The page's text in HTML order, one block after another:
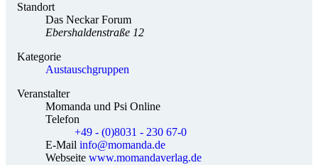
Standort
Das Neckar Forum
Ebershaldenstraße 12
Kategorie
Austauschgruppen
Veranstalter
Momanda und Psi Online
Telefon
+49 - (0)8031 - 230 67-0
E-Mail info@momanda.de
Webseite www.momandaverlag.de